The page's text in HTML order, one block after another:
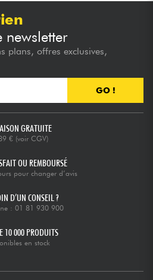
nos marques
newsletter
plans, offres exclusives,
GO !
GRATUITE
€ (voir CGV)
OU REMBOURSÉ
pour changer d’avis
D’UN CONSEIL ?
: 01 81 930 900
10 000 PRODUITS
en stock